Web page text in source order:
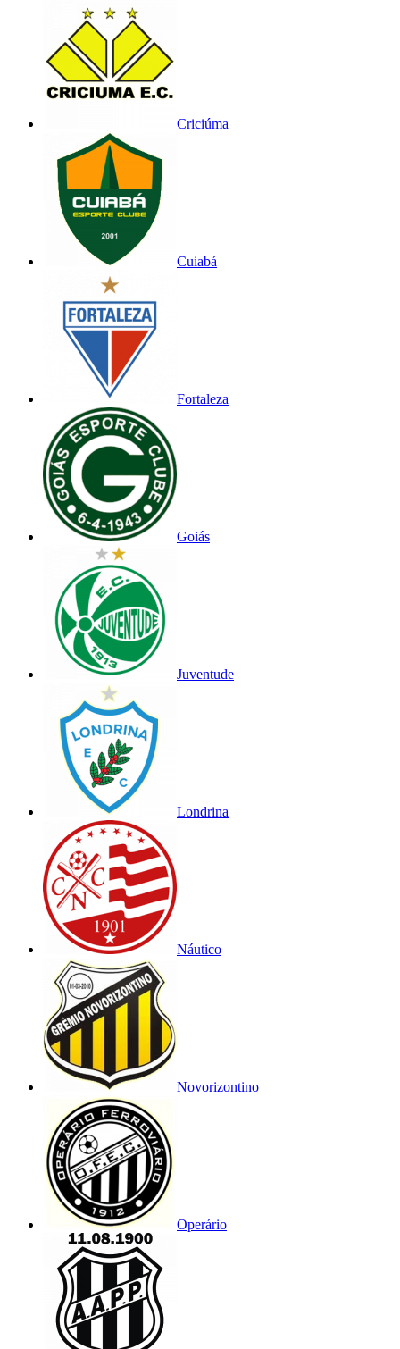
Criciúma
Cuiabá
Fortaleza
Goiás
Juventude
Londrina
Náutico
Novorizontino
Operário